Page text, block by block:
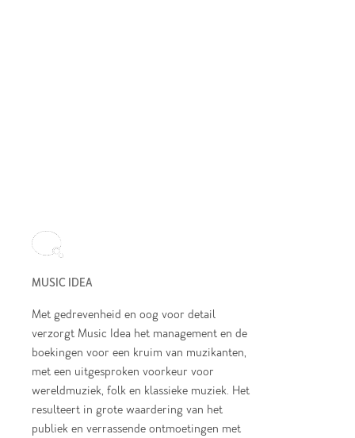
MUSIC IDEA
Met gedrevenheid en oog voor detail
verzorgt Music Idea het management en de
boekingen voor een kruim van muzikanten,
met een uitgesproken voorkeur voor
wereldmuziek, folk en klassieke muziek. Het
resulteert in grote waardering van het
publiek en verrassende ontmoetingen met